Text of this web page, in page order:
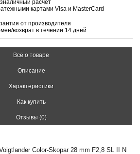
расчёт
картами Visa и MasterCard
от производителя
возврат в течении 14 дней
Всё о товаре
Описание
Характеристики
Как купить
Отзывы (0)
Color-Skopar 28 mm F2,8 SL II N